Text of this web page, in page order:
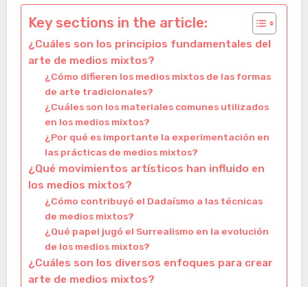
Key sections in the article:
¿Cuáles son los principios fundamentales del
arte de medios mixtos?
¿Cómo difieren los medios mixtos de las formas
de arte tradicionales?
¿Cuáles son los materiales comunes utilizados
en los medios mixtos?
¿Por qué es importante la experimentación en
las prácticas de medios mixtos?
¿Qué movimientos artísticos han influido en
los medios mixtos?
¿Cómo contribuyó el Dadaísmo a las técnicas
de medios mixtos?
¿Qué papel jugó el Surrealismo en la evolución
de los medios mixtos?
¿Cuáles son los diversos enfoques para crear
arte de medios mixtos?